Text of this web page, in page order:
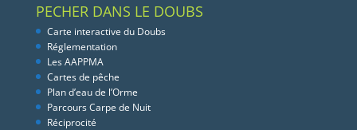
PECHER DANS LE DOUBS
Carte interactive du Doubs
Réglementation
Les AAPPMA
Cartes de pêche
Plan d’eau de l’Orme
Parcours Carpe de Nuit
Réciprocité